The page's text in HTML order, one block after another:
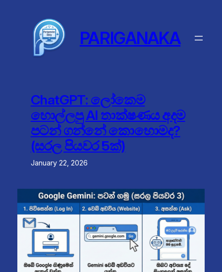
PARIGANAKA
ChatGPT: ලෝකෙම
හොල්ලපු AI තාක්ෂණය අදම
පටන් ගන්නේ කොහොමද?
(සරල පියවර 5ක්)
January 22, 2026